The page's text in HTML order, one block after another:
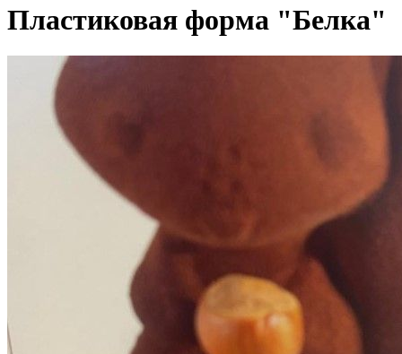
Пластиковая форма "Белка"